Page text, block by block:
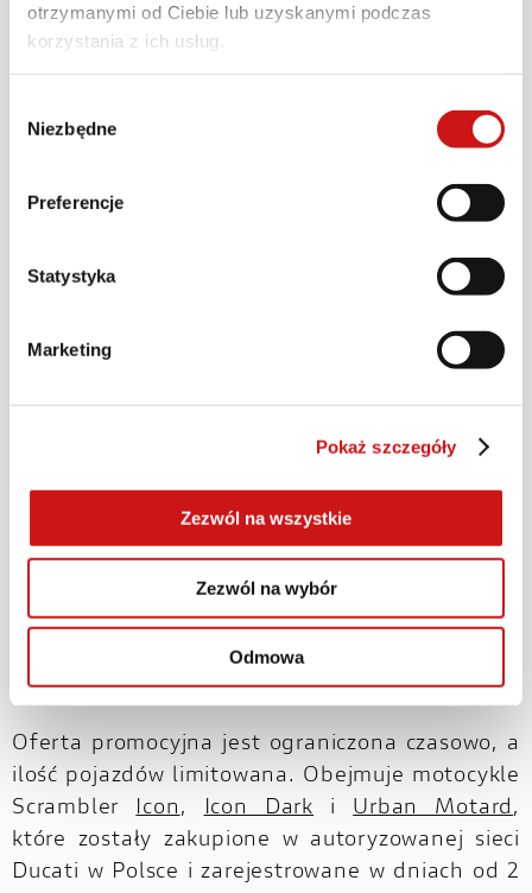
otrzymanymi od Ciebie lub uzyskanymi podczas
korzystania z ich usług.
zgody
Niezbędne
Preferencje
Statystyka
Marketing
Pokaż szczegóły
Zezwól na wszystkie
Zezwól na wybór
Odmowa
Skonfiguruj
Oferta promocyjna jest ograniczona czasowo, a
ilość pojazdów limitowana. Obejmuje motocykle
Scrambler Icon , Icon Dark i Urban Motard ,
które zostały zakupione w autoryzowanej sieci
Ducati w Polsce i zarejestrowane w dniach od 2